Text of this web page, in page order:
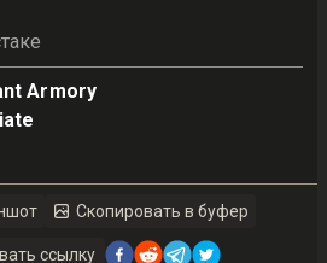
Armory
Скопировать в буфер
ссылку